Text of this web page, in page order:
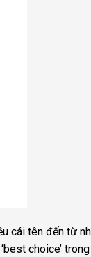
cái tên đến từ
choice’